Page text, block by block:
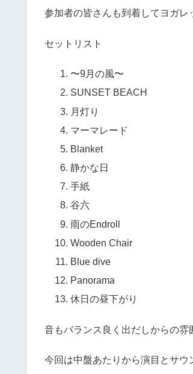
参加者の皆さんも到着してヨガレ
セットリスト
〜9月の風〜
SUNSET BEACH
月灯り
マーマレード
Blanket
静かな日
手紙
谷六
雨のEndroll
Wooden Chair
Blue dive
Panorama
休日の昼下がり
音もバランス良く出だしからの雰
今回は中盤あたりから演目とサウ